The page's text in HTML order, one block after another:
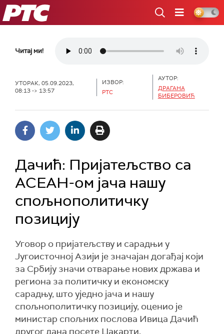
РТС
Читај ми!
УТОРАК, 05.09.2023,
08:13 -> 13:57
ИЗВОР:
РТС
АУТОР:
ДРАГАНА
БИБЕРОВИЋ
Дачић: Пријатељство са
АСЕАН-ом јача нашу
спољнополитичку
позицију
Уговор о пријатељству и сарадњи у
Југоисточној Азији је значајан догађај који
за Србију значи отварање нових држава и
региона за политичку и економску
сарадњу, што уједно јача и нашу
спољнополитичку позицију, оценио је
министар спољних послова Ивица Дачић
другог дана посете Џакарти.